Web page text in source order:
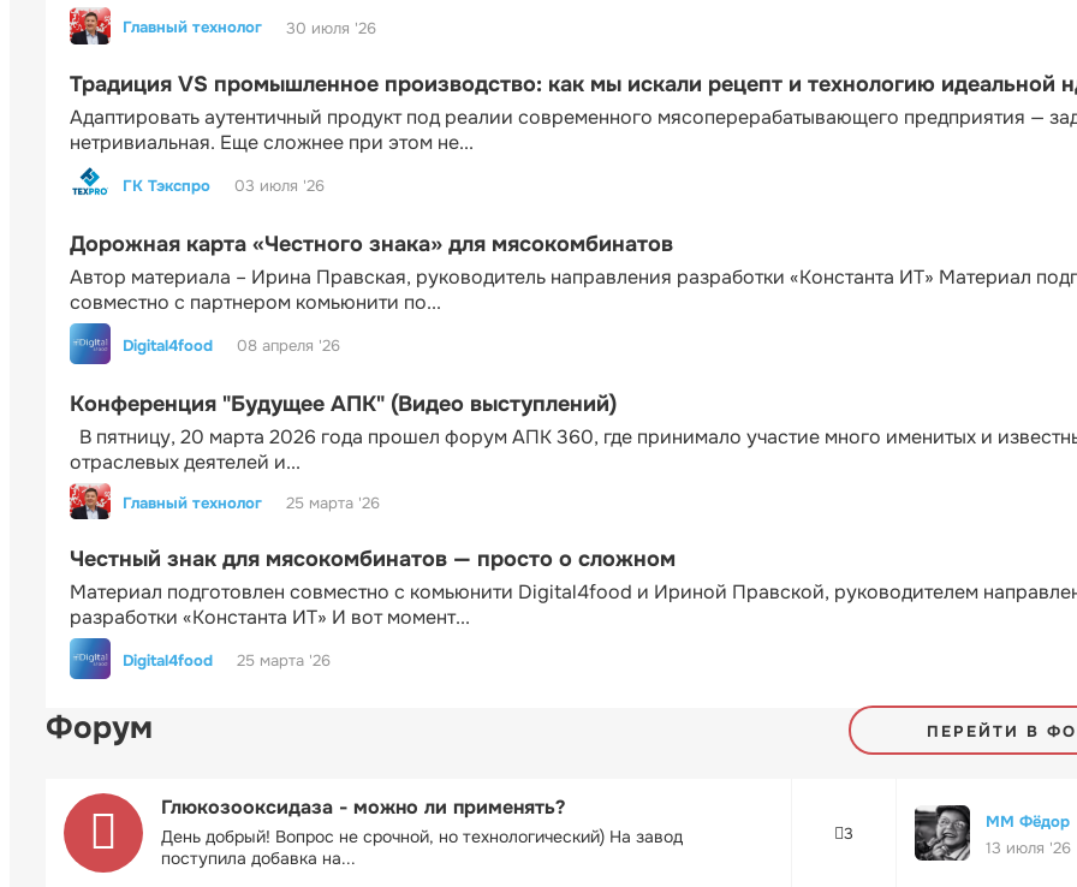
Главный технолог 30 июля '26
Традиция VS промышленное производство: как мы искали рецепт и технологию идеальной
Адаптировать аутентичный продукт под реалии современного мясоперерабатывающего предприятия —
нетривиальная. Еще сложнее при этом не...
ГК Тэкспро 03 июля '26
Дорожная карта «Честного знака» для мясокомбинатов
Автор материала – Ирина Правская, руководитель направления разработки «Константа ИТ» Материал
совместно с партнером комьюнити по...
Digital4food 08 апреля '26
Конференция "Будущее АПК" (Видео выступлений)
В пятницу, 20 марта 2026 года прошел форум АПК 360, где принимало участие много именитых и
отраслевых деятелей и...
Главный технолог 25 марта '26
Честный знак для мясокомбинатов — просто о сложном
Материал подготовлен совместно с комьюнити Digital4food и Ириной Правской, руководителем
разработки «Константа ИТ» И вот момент...
Digital4food 25 марта '26
Форум ПЕРЕЙТИ В
Глюкозооксидаза - можно ли применять?
День добрый! Вопрос не срочной, но технологический) На завод
поступила добавка на...
3
ММ Фёдор
13 июля '26